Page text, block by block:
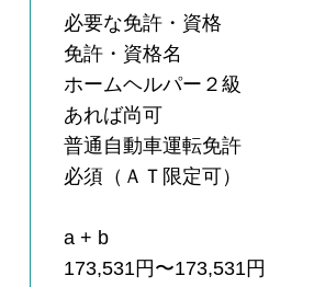
必要な免許・資格
免許・資格名
ホームヘルパー２級
あれば尚可
普通自動車運転免許
必須（ＡＴ限定可）
a + b
173,531円〜173,531円